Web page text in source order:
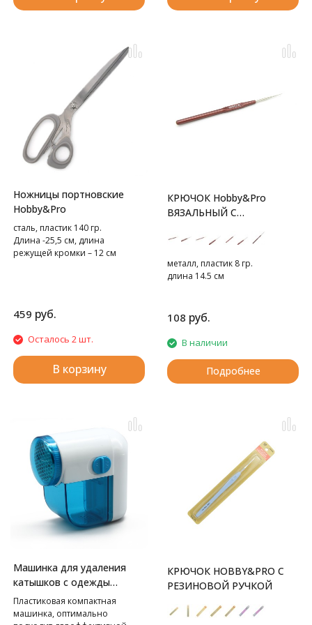
Ножницы портновские
Hobby&Pro
сталь, пластик 140 гр.
Длина -25,5 см, длина
режущей кромки – 12 см
459 руб.
Осталось 2 шт.
В корзину
КРЮЧОК Hobby&Pro
ВЯЗАЛЬНЫЙ С
металл, пластик 8 гр.
длина 14.5 см
108 руб.
В наличии
Подробнее
Машинка для удаления
катышков с одежды
Hobby&Pro
Пластиковая компактная
машинка, оптимально
КРЮЧОК HOBBY&PRO С
РЕЗИНОВОЙ РУЧКОЙ